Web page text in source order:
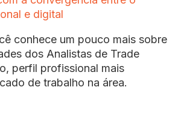
e digital
conhece um pouco mais sobre
dos Analistas de Trade
perfil profissional mais
de trabalho na área.